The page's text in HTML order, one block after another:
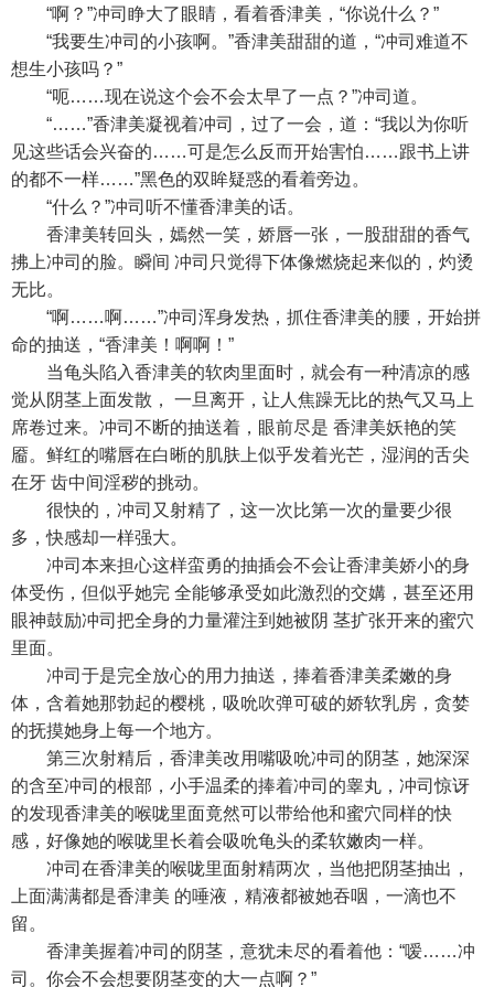
“啊？”冲司睁大了眼睛，看着香津美，“你说什么？”
“我要生冲司的小孩啊。”香津美甜甜的道，“冲司难道不
想生小孩吗？”
“呃……现在说这个会不会太早了一点？”冲司道。
“……”香津美凝视着冲司，过了一会，道：“我以为你听
见这些话会兴奋的……可是怎么反而开始害怕……跟书上讲
的都不一样……”黑色的双眸疑惑的看着旁边。
“什么？”冲司听不懂香津美的话。
香津美转回头，嫣然一笑，娇唇一张，一股甜甜的香气
拂上冲司的脸。瞬间 冲司只觉得下体像燃烧起来似的，灼烫
无比。
“啊……啊……”冲司浑身发热，抓住香津美的腰，开始拼
命的抽送，“香津美！啊啊！”
当龟头陷入香津美的软肉里面时，就会有一种清凉的感
觉从阴茎上面发散， 一旦离开，让人焦躁无比的热气又马上
席卷过来。冲司不断的抽送着，眼前尽是 香津美妖艳的笑
靥。鲜红的嘴唇在白晰的肌肤上似乎发着光芒，湿润的舌尖
在牙 齿中间淫秽的挑动。
很快的，冲司又射精了，这一次比第一次的量要少很
多，快感却一样强大。
冲司本来担心这样蛮勇的抽插会不会让香津美娇小的身
体受伤，但似乎她完 全能够承受如此激烈的交媾，甚至还用
眼神鼓励冲司把全身的力量灌注到她被阴 茎扩张开来的蜜穴
里面。
冲司于是完全放心的用力抽送，捧着香津美柔嫩的身
体，含着她那勃起的樱桃，吸吮吹弹可破的娇软乳房，贪婪
的抚摸她身上每一个地方。
第三次射精后，香津美改用嘴吸吮冲司的阴茎，她深深
的含至冲司的根部，小手温柔的捧着冲司的睾丸，冲司惊讶
的发现香津美的喉咙里面竟然可以带给他和蜜穴同样的快
感，好像她的喉咙里长着会吸吮龟头的柔软嫩肉一样。
冲司在香津美的喉咙里面射精两次，当他把阴茎抽出，
上面满满都是香津美 的唾液，精液都被她吞咽，一滴也不
留。
香津美握着冲司的阴茎，意犹未尽的看着他：“嗳……冲
司。你会不会想要阴茎变的大一点啊？”